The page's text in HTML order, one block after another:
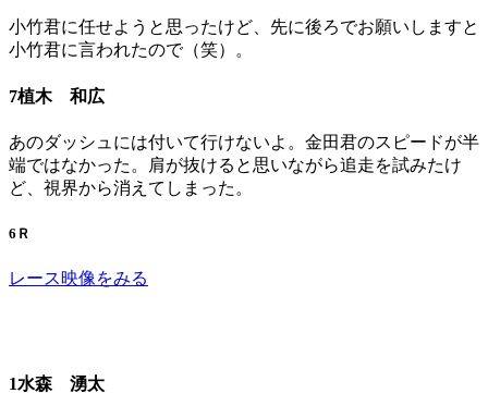
小竹君に任せようと思ったけど、先に後ろでお願いしますと
小竹君に言われたので（笑）。
7植木 和広
あのダッシュには付いて行けないよ。金田君のスピードが半
端ではなかった。肩が抜けると思いながら追走を試みたけ
ど、視界から消えてしまった。
6Ｒ
レース映像をみる
1水森 湧太